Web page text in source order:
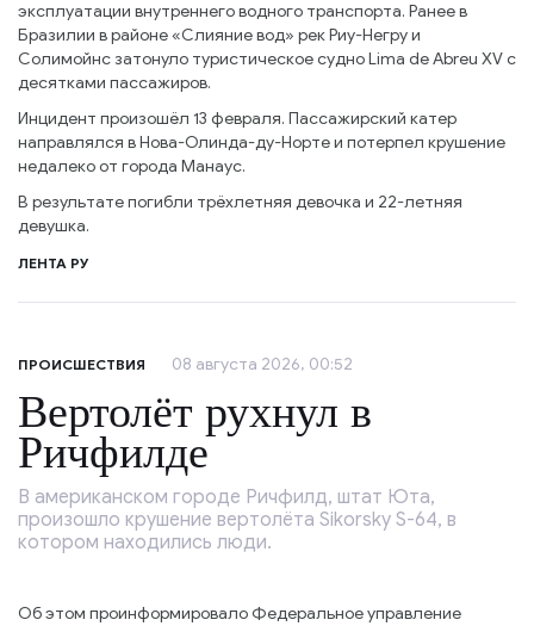
эксплуатации внутреннего водного транспорта. Ранее в
Бразилии в районе «Слияние вод» рек Риу-Негру и
Солимойнс затонуло туристическое судно Lima de Abreu XV с
десятками пассажиров.
Инцидент произошёл 13 февраля. Пассажирский катер
направлялся в Нова-Олинда-ду-Норте и потерпел крушение
недалеко от города Манаус.
В результате погибли трёхлетняя девочка и 22-летняя
девушка.
ЛЕНТА РУ
ПРОИСШЕСТВИЯ 08 августа 2026, 00:52
Вертолёт рухнул в
Ричфилде
В американском городе Ричфилд, штат Юта,
произошло крушение вертолёта Sikorsky S-64, в
котором находились люди.
Об этом проинформировало Федеральное управление